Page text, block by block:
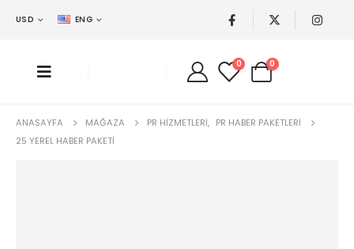
USD ENG
0 0
ANASAYFA MAĞAZA PR HIZMETLERI, PR HABER PAKETLERI
25 YEREL HABER PAKETI